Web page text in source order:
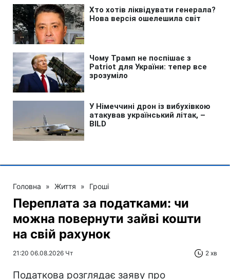
Головна » Життя » Гроші
Переплата за податками: чи
можна повернути зайві кошти
на свій рахунок
21:20 06.08.2026 Чт 2 хв
Податкова розглядає заяву про